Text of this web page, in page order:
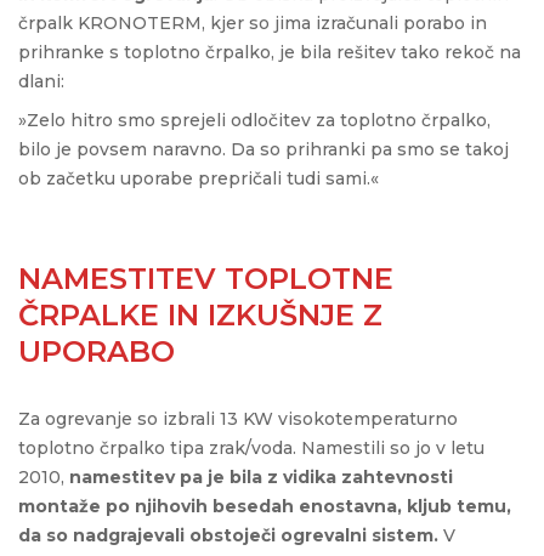
črpalk KRONOTERM, kjer so jima izračunali porabo in
prihranke s toplotno črpalko, je bila rešitev tako rekoč na
dlani:
»Zelo hitro smo sprejeli odločitev za toplotno črpalko,
bilo je povsem naravno. Da so prihranki pa smo se takoj
ob začetku uporabe prepričali tudi sami.«
NAMESTITEV TOPLOTNE
ČRPALKE IN IZKUŠNJE Z
UPORABO
Za ogrevanje so izbrali 13 KW visokotemperaturno
toplotno črpalko tipa zrak/voda. Namestili so jo v letu
2010, namestitev pa je bila z vidika zahtevnosti
montaže po njihovih besedah enostavna, kljub temu,
da so nadgrajevali obstoječi ogrevalni sistem. V